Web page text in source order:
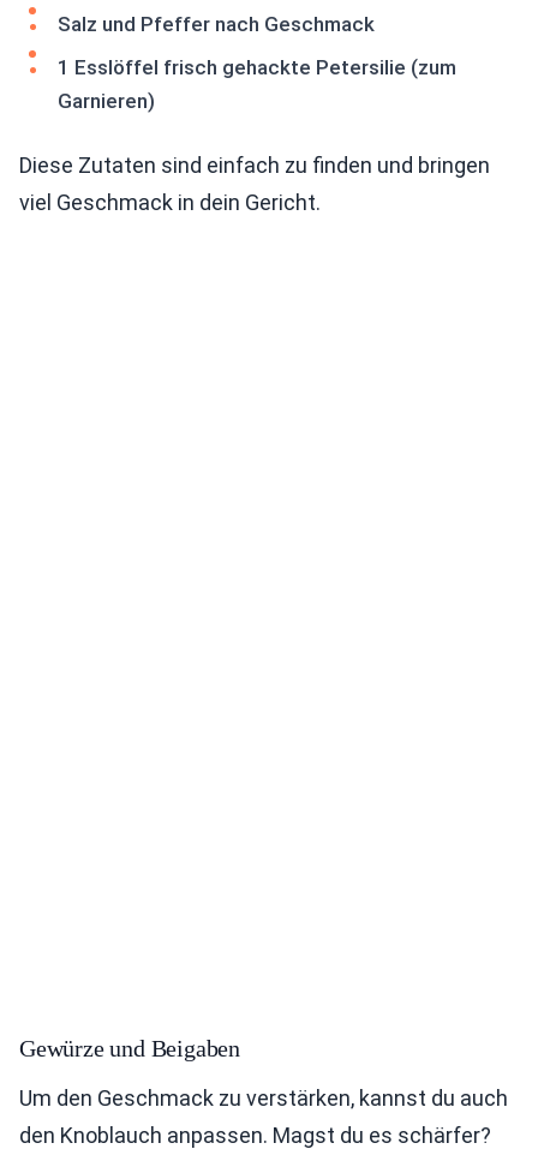
Salz und Pfeffer nach Geschmack
1 Esslöffel frisch gehackte Petersilie (zum
Garnieren)
Diese Zutaten sind einfach zu finden und bringen
viel Geschmack in dein Gericht.
Gewürze und Beigaben
Um den Geschmack zu verstärken, kannst du auch
den Knoblauch anpassen. Magst du es schärfer?